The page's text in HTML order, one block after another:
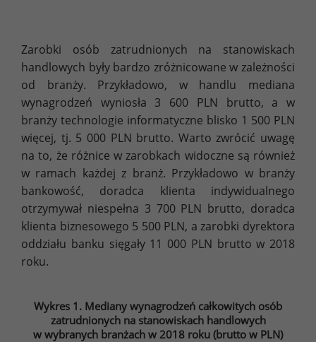
Zarobki osób zatrudnionych na stanowiskach
handlowych były bardzo zróżnicowane w zależności
od branży. Przykładowo, w handlu mediana
wynagrodzeń wyniosła 3 600 PLN brutto, a w
branży technologie informatyczne blisko 1 500 PLN
więcej, tj. 5 000 PLN brutto. Warto zwrócić uwagę
na to, że różnice w zarobkach widoczne są również
w ramach każdej z branż. Przykładowo w branży
bankowość, doradca klienta indywidualnego
otrzymywał niespełna 3 700 PLN brutto, doradca
klienta biznesowego 5 500 PLN, a zarobki dyrektora
oddziału banku sięgały 11 000 PLN brutto w 2018
roku.
Wykres 1. Mediany wynagrodzeń całkowitych osób
zatrudnionych na stanowiskach handlowych
w wybranych branżach w 2018 roku (brutto w PLN)